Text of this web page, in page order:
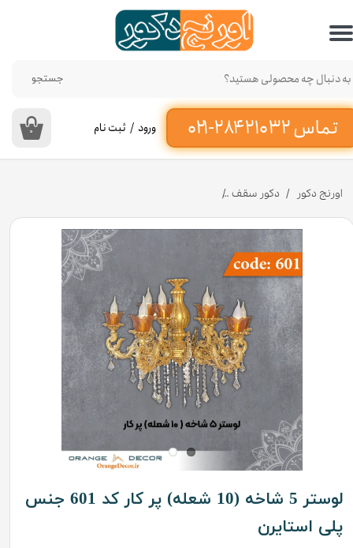
تماس ۳۲ ۲۱۰ ۲۸۴-۰۲۱‌
جستجو
۰ ورود / ثبت نام
حساب کاربری من
تغییر گذر واژه
سفارشات
خروج از حساب کاربری
اورنج دکور دکور سقف
لوستر 5 شاخه (10 شعله) پر کار کد 601 جنس
پلی استایرن